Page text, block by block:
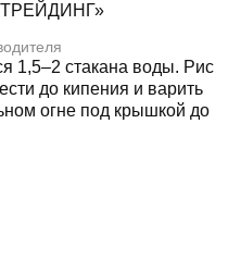
ТРЕЙДИНГ»
1,5–2 стакана воды. Рис
до кипения и варить
огне под крышкой до